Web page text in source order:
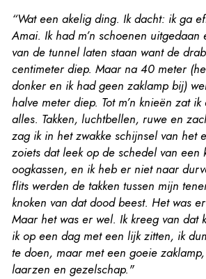
“Wat een akelig ding. Ik dacht: ik ga
Amai. Ik had m’n schoenen
van de tunnel laten staan want de
centimeter diep. Maar na 40 meter
donker en ik had geen zaklamp bij)
halve meter diep. Tot m’n knieën zat
alles. Takken, luchtbellen, ruwe en
zag ik in het zwakke schijnsel van het
zoiets dat leek op de schedel van een
oogkassen, en ik heb er niet naar
flits werden de takken tussen mijn
knoken van dat dood beest. Het was
Maar het was er wel. Ik kreeg van dat
ik op een dag met een lijk zitten, ik
te doen, maar met een goeie
laarzen en gezelschap."